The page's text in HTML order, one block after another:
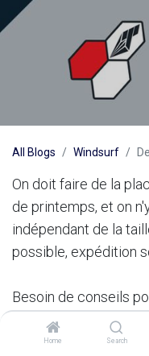
Home Search
All Blogs Windsurf
On doit faire de la
de printemps, et on
indépendant de la
possible, expédition
Besoin de conseils
TABOU :